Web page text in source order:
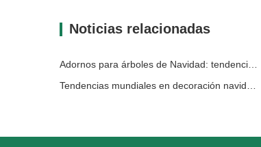
Noticias relacionadas
Tendencias mundiales en decoración navideña y por qué Christmas Queen sigue liderando el mercado